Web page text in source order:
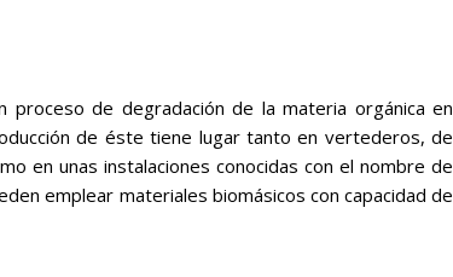
de degradación de la materia orgánica en
de éste tiene lugar tanto en vertederos, de
en unas instalaciones conocidas con el nombre de
emplear materiales biomásicos con capacidad de